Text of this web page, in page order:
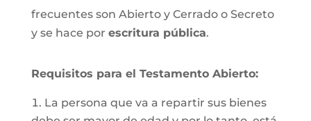
frecuentes son Abierto y Cerrado o Secreto
y se hace por escritura pública.
Requisitos para el Testamento Abierto:
La persona que va a repartir sus bienes